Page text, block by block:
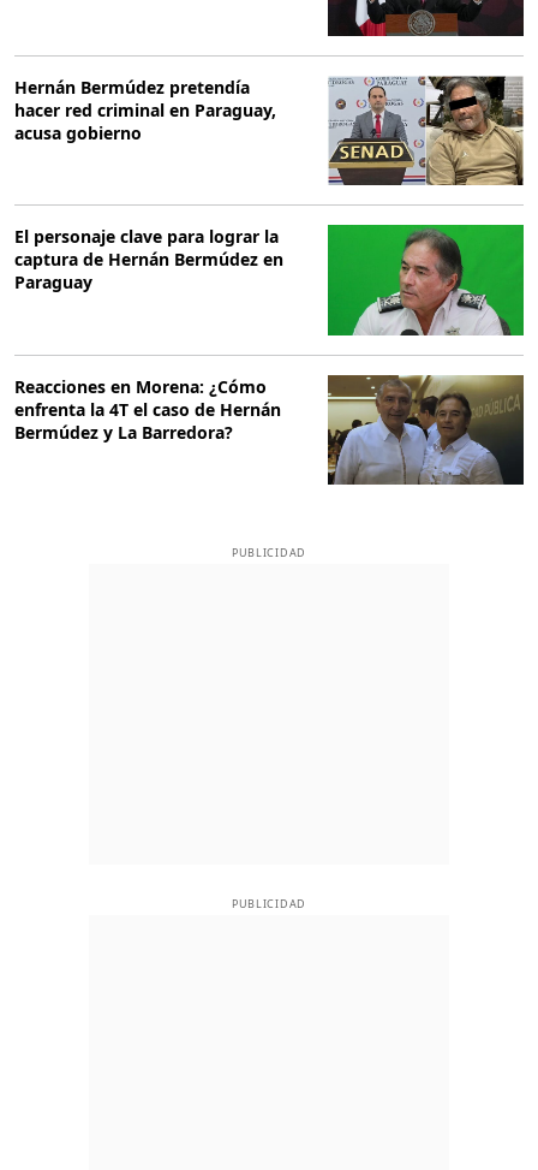
Hernán Bermúdez pretendía
hacer red criminal en Paraguay,
acusa gobierno
El personaje clave para lograr la
captura de Hernán Bermúdez en
Paraguay
Reacciones en Morena: ¿Cómo
enfrenta la 4T el caso de Hernán
Bermúdez y La Barredora?
PUBLICIDAD
PUBLICIDAD